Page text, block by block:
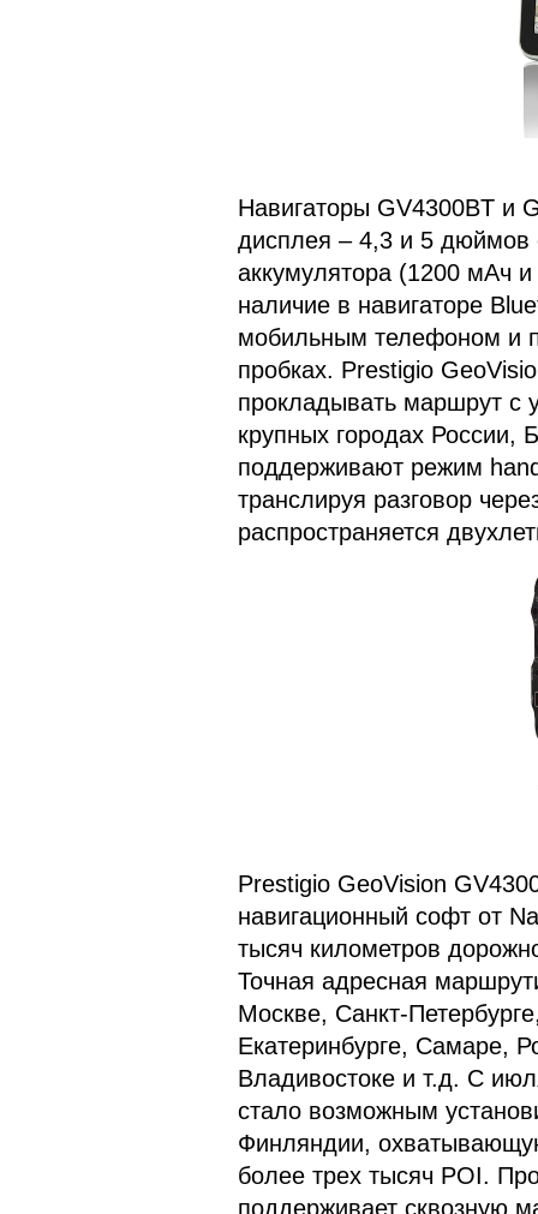
Навигаторы GV4300BT и
дисплея – 4,3 и 5 дюймов
аккумулятора (1200 мАч
наличие в навигаторе
мобильным телефоном и
пробках. Prestigio
прокладывать маршрут с
крупных городах России,
поддерживают режим
транслируя разговор
распространяется
Prestigio GeoVision
навигационный софт от
тысяч километров
Точная адресная
Москве, Санкт-
Екатеринбурге, Самаре,
Владивостоке и т.д. С
стало возможным
Финляндии,
более трех тысяч POI.
поддерживает сквозную